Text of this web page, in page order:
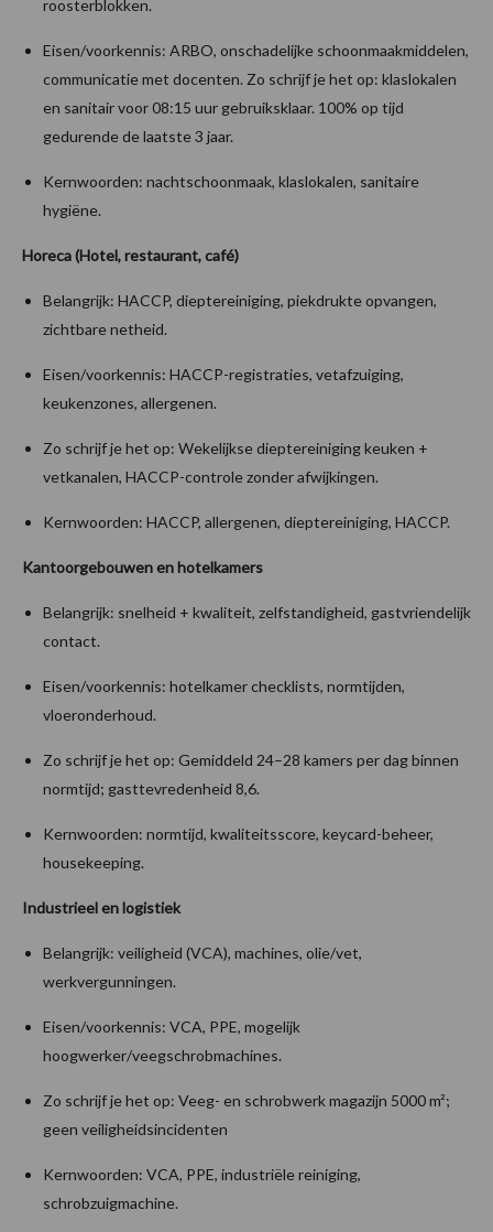
roosterblokken.
Eisen/voorkennis: ARBO, onschadelijke schoonmaakmiddelen,
communicatie met docenten. Zo schrijf je het op: klaslokalen
en sanitair voor 08:15 uur gebruiksklaar. 100% op tijd
gedurende de laatste 3 jaar.
Kernwoorden: nachtschoonmaak, klaslokalen, sanitaire
hygiëne.
Horeca (Hotel, restaurant, café)
Belangrijk: HACCP, dieptereiniging, piekdrukte opvangen,
zichtbare netheid.
Eisen/voorkennis: HACCP-registraties, vetafzuiging,
keukenzones, allergenen.
Zo schrijf je het op: Wekelijkse dieptereiniging keuken +
vetkanalen, HACCP-controle zonder afwijkingen.
Kernwoorden: HACCP, allergenen, dieptereiniging, HACCP.
Kantoorgebouwen en hotelkamers
Belangrijk: snelheid + kwaliteit, zelfstandigheid, gastvriendelijk
contact.
Eisen/voorkennis: hotelkamer checklists, normtijden,
vloeronderhoud.
Zo schrijf je het op: Gemiddeld 24–28 kamers per dag binnen
normtijd; gasttevredenheid 8,6.
Kernwoorden: normtijd, kwaliteitsscore, keycard-beheer,
housekeeping.
Industrieel en logistiek
Belangrijk: veiligheid (VCA), machines, olie/vet,
werkvergunningen.
Eisen/voorkennis: VCA, PPE, mogelijk
hoogwerker/veegschrobmachines.
Zo schrijf je het op: Veeg- en schrobwerk magazijn 5000 m²;
geen veiligheidsincidenten
Kernwoorden: VCA, PPE, industriële reiniging,
schrobzuigmachine.